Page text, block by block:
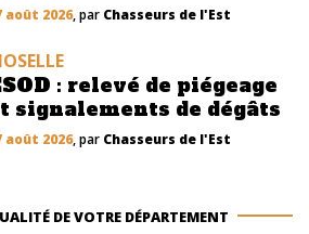
août 2026, par Chasseurs de l'Est
: relevé de piégeage
signalements de dégâts
août 2026, par Chasseurs de l'Est
DE VOTRE DÉPARTEMENT